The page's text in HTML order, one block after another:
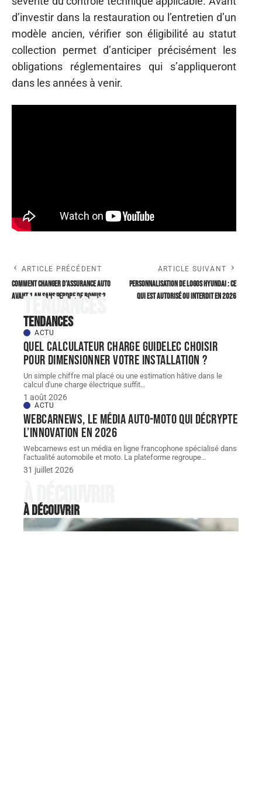
d’investir dans la restauration ou l’entretien d’un
modèle ancien, vérifier son éligibilité au statut
collection permet d’anticiper précisément les
obligations réglementaires qui s’appliqueront
dans les années à venir.
ARTICLE PRÉCÉDENT
Comment changer d’assurance auto
avant 1 an sans perdre de bonus ?
ARTICLE SUIVANT
Personnalisation de logos Hyundai : ce
qui est autorisé ou interdit en 2026
Tendances
Tendances
ACTU
Quel Calculateur charge guidelec choisir
pour dimensionner votre installation ?
Un simple chiffre mal placé ou une estimation hâtive dans le
calcul d'une charge électrique suffit…
1 août 2026
ACTU
Webcarnews, le média auto-moto qui décrypte
l’innovation en 2026
Webcarnews est un média en ligne francophone spécialisé dans
l'actualité automobile et moto. La plateforme regroupe…
31 juillet 2026
À découvrir
À découvrir